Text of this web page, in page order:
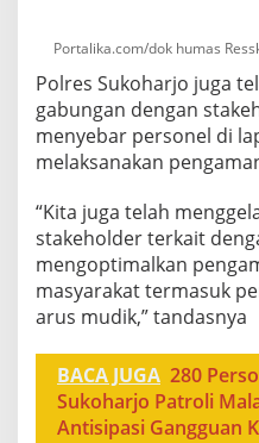
Portalika.com/dok humas
Polres Sukoharjo juga
gabungan dengan
menyebar personel di
melaksanakan
“Kita juga telah
stakeholder terkait
mengoptimalkan
masyarakat termasuk
arus mudik,” tandasnya
BACA JUGA 280
Sukoharjo Patroli
Antisipasi Gangguan